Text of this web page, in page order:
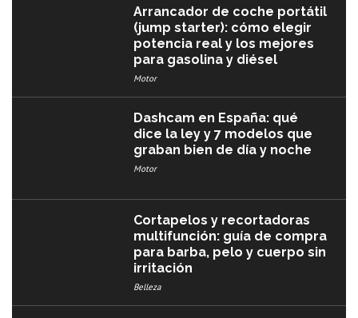
Arrancador de coche portátil
(jump starter): cómo elegir
potencia real y los mejores
para gasolina y diésel
Motor
Dashcam en España: qué
dice la ley y 7 modelos que
graban bien de día y noche
Motor
Cortapelos y recortadoras
multifunción: guía de compra
para barba, pelo y cuerpo sin
irritación
Belleza